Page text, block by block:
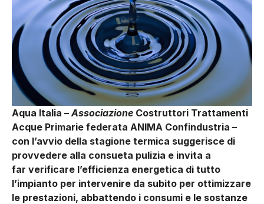
Aqua Italia – Associazione Costruttori Trattamenti
Acque Primarie federata ANIMA Confindustria –
con l’avvio della stagione termica suggerisce di
provvedere alla consueta pulizia e invita a
far verificare l’efficienza energetica di tutto
l’impianto per intervenire da subito per ottimizzare
le prestazioni, abbattendo i consumi e le sostanze